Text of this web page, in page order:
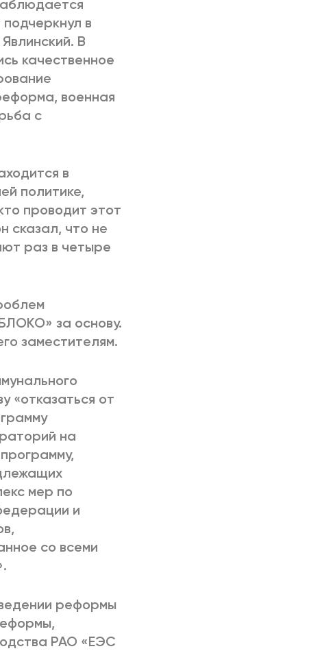
в
В
качественное
военная
с
в
политике,
проводит этот
сказал, что не
раз в четыре
за основу.
заместителям.
«отказаться от
на
мер по
и
со всеми
реформы
РАО «ЕЭС